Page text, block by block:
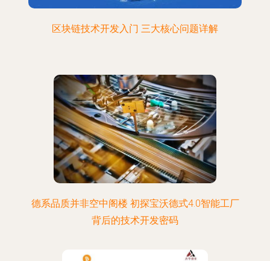
区块链技术开发入门 三大核心问题详解
德系品质并非空中阁楼 初探宝沃德式4.0智能工厂
背后的技术开发密码